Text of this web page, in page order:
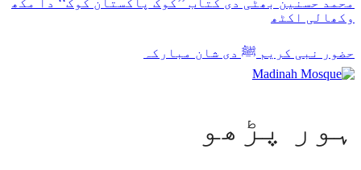
وکھالی اکٹھ
حضور نبی کریم ﷺ دی شان مبارکہ
ہور پڑھو